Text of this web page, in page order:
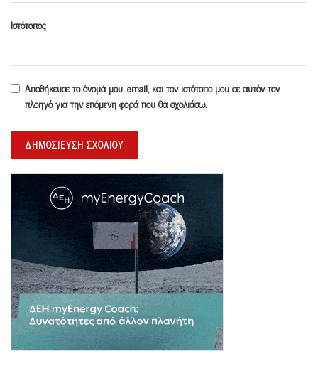
Ιστότοπος
Αποθήκευσε το όνομά μου, email, και τον ιστότοπο μου σε αυτόν τον
πλοηγό για την επόμενη φορά που θα σχολιάσω.